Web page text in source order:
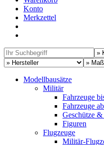
Konto
Merkzettel
Modellbausätze
Militär
Fahrzeuge
Fahrzeuge
Geschütze
Figuren
Flugzeuge
Militär-